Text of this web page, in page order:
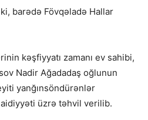
barədə Fövqəladə Hallar
kəşfiyyatı zamanı ev sahibi,
Nadir Ağadadaş oğlunun
yanğınsöndürənlər
üzrə təhvil verilib.